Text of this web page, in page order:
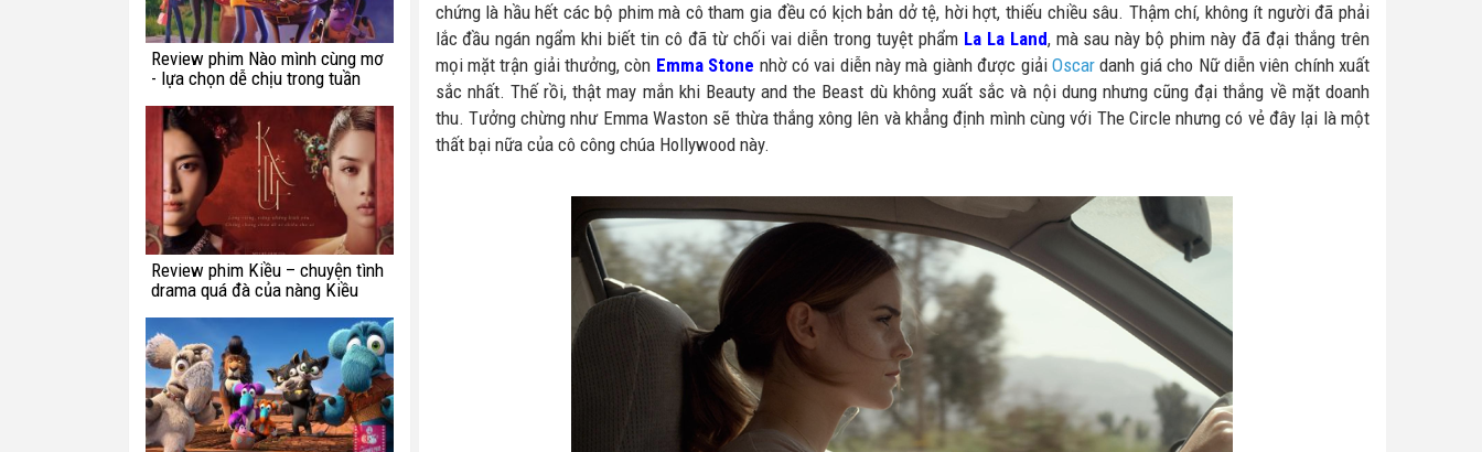
Review phim Nào mình cùng mơ
- lựa chọn dễ chịu trong tuần
Review phim Kiều – chuyện tình
drama quá đà của nàng Kiều
chứng là hầu hết các bộ phim mà cô tham gia đều có kịch bản dở tệ, hời hợt, thiếu chiều sâu. Thậm chí, không ít người đã phải
lắc đầu ngán ngẩm khi biết tin cô đã từ chối vai diễn trong tuyệt phẩm La La Land, mà sau này bộ phim này đã đại thắng trên
mọi mặt trận giải thưởng, còn Emma Stone nhờ có vai diễn này mà giành được giải Oscardanh giá cho Nữ diễn viên chính xuất
sắc nhất. Thế rồi, thật may mắn khi Beauty and the Beast dù không xuất sắc và nội dung nhưng cũng đại thắng về mặt doanh
thu. Tưởng chừng như Emma Waston sẽ thừa thắng xông lên và khẳng định mình cùng với The Circle nhưng có vẻ đây lại là một
thất bại nữa của cô công chúa Hollywood này.